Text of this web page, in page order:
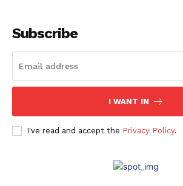
Subscribe
I WANT IN
I've read and accept the Privacy Policy.